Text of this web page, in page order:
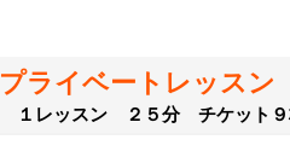
プライベートレッスン
１レッスン ２５分 チケット９